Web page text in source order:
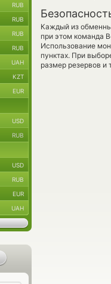
Каждый из
при этом команда
Использование
пунктах. При
размер резервов и
RUB
RUB
RUB
RUB
UAH
KZT
EUR
USD
RUB
USD
RUB
EUR
UAH